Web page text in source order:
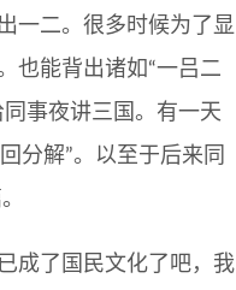
一二。很多时候为了显
也能背出诸如“一吕二
事夜讲三国。有一天
分解”。以至于后来同
成了国民文化了吧，我